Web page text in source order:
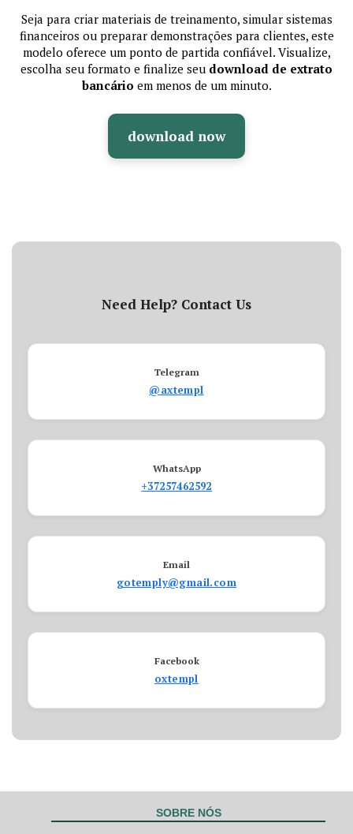
Seja para criar materiais de treinamento, simular sistemas
financeiros ou preparar demonstrações para clientes, este
modelo oferece um ponto de partida confiável. Visualize,
escolha seu formato e finalize seu download de extrato
bancário em menos de um minuto.
download now
Need Help? Contact Us
Telegram
@axtempl
WhatsApp
+37257462592
Email
gotemply@gmail.com
Facebook
oxtempl
SOBRE NÓS